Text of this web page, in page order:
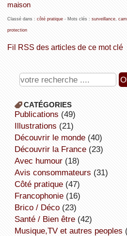
maison
Classé dans : côté pratique- Mots clés : surveillance,
protection
Fil RSS des articles de ce mot clé
CATÉGORIES
publications (49)
illustrations (21)
découvrir le monde(40)
découvrir la France(23)
avec humour(18)
avis consommateurs (31)
côté pratique(47)
Francophonie(16)
Brico / Déco(23)
Santé / Bien être(42)
Musique,TV et autres peoples